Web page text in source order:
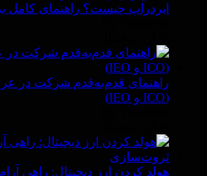
ایردراپ چیست؟ راهنمای کامل
راهنمای قدم‌به‌قدم شرکت در
(ICO و IEO)
هولد کردن ارز دیجیتال: راهی